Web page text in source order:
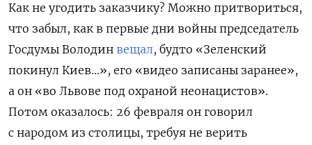
Как не угодить заказчику? Можно притвориться,
что забыл, как в первые дни войны председатель
Госдумы Володин вещал, будто «Зеленский
покинул Киев…», его «видео записаны заранее»,
а он «во Львове под охраной неонацистов».
Потом оказалось: 26 февраля он говорил
с народом из столицы, требуя не верить